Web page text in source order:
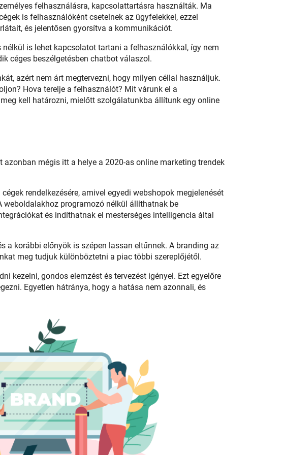
felhasználásra, kapcsolattartásra használták. Ma
is felhasználóként csetelnek az ügyfelekkel, ezzel
és jelentősen gyorsítva a kommunikációt.
is lehet kapcsolatot tartani a felhasználókkal, így nem
céges beszélgetésben chatbot válaszol.
azért nem árt megtervezni, hogy milyen céllal használjuk.
Hova terelje a felhasználót? Mit várunk el a
kell határozni, mielőtt szolgálatunkba állítunk egy online
mégis itt a helye a 2020-as online marketing trendek
rendelkezésére, amivel egyedi webshopok megjelenését
weboldalakhoz programozó nélkül állíthatnak be
és indíthatnak el mesterséges intelligencia által
a korábbi előnyök is szépen lassan eltűnnek. A branding az
meg tudjuk különböztetni a piac többi szereplőjétől.
kezelni, gondos elemzést és tervezést igényel. Ezt egyelőre
Egyetlen hátránya, hogy a hatása nem azonnali, és